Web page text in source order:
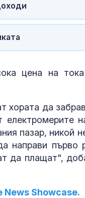
цена на
хората да
пазар, никой
направи първо
да плащат",
News Showcase.